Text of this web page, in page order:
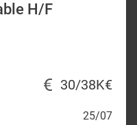
H/F
30/38K€
25/07